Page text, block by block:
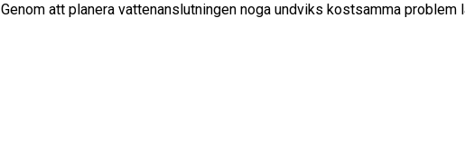
Genom att planera vattenanslutningen noga undviks kostsamma problem